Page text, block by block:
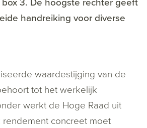
3. De hoogste rechter geeft
handreiking voor diverse
waardestijging van de
tot het werkelijk
werkt de Hoge Raad uit
concreet moet